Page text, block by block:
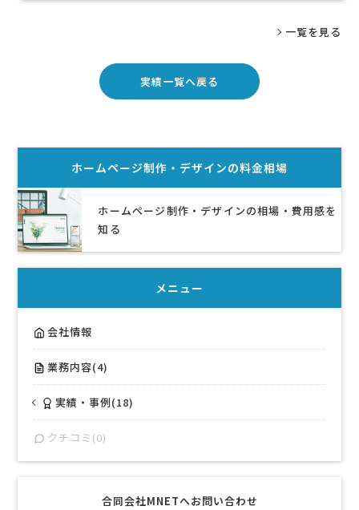
一覧を見る
実績一覧へ戻る
ホームページ制作・デザインの料金相場
ホームページ制作・デザインの相場・費用感を
知る
メニュー
会社情報
業務内容(4)
実績・事例(18)
クチコミ(0)
合同会社MNETへお問い合わせ